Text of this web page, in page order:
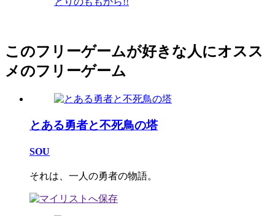
このフリーゲームが好きな人にオスス
メのフリーゲーム
とある勇者と不死鳥の塔
SOU
それは、一人の勇者の物語。